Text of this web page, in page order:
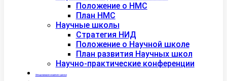
Положение о НМС
План НМС
Научные школы
Стратегия НИД
Положение о Научной школе
План развития Научных школ
Научно-практические конференции
Международная академия туризма